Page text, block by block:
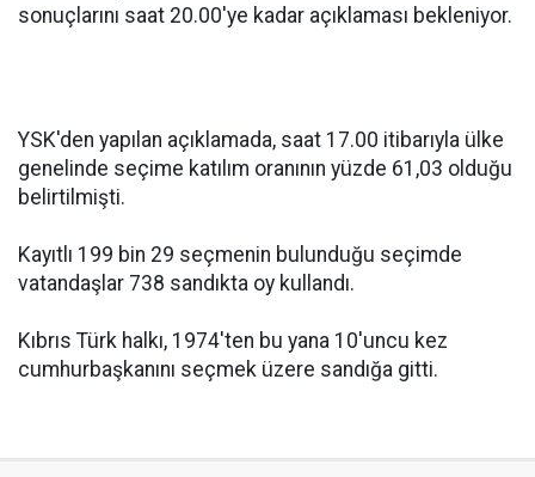
sonuçlarını saat 20.00'ye kadar açıklaması bekleniyor.
YSK'den yapılan açıklamada, saat 17.00 itibarıyla ülke
genelinde seçime katılım oranının yüzde 61,03 olduğu
belirtilmişti.
Kayıtlı 199 bin 29 seçmenin bulunduğu seçimde
vatandaşlar 738 sandıkta oy kullandı.
Kıbrıs Türk halkı, 1974'ten bu yana 10'uncu kez
cumhurbaşkanını seçmek üzere sandığa gitti.